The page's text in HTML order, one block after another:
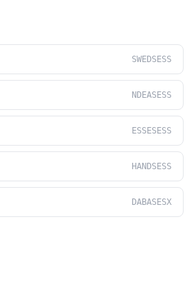
SWEDSESS
NDEASESS
ESSESESS
HANDSESS
DABASESX